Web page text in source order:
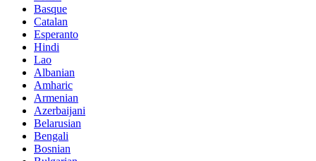
Basque
Catalan
Esperanto
Hindi
Lao
Albanian
Amharic
Armenian
Azerbaijani
Belarusian
Bengali
Bosnian